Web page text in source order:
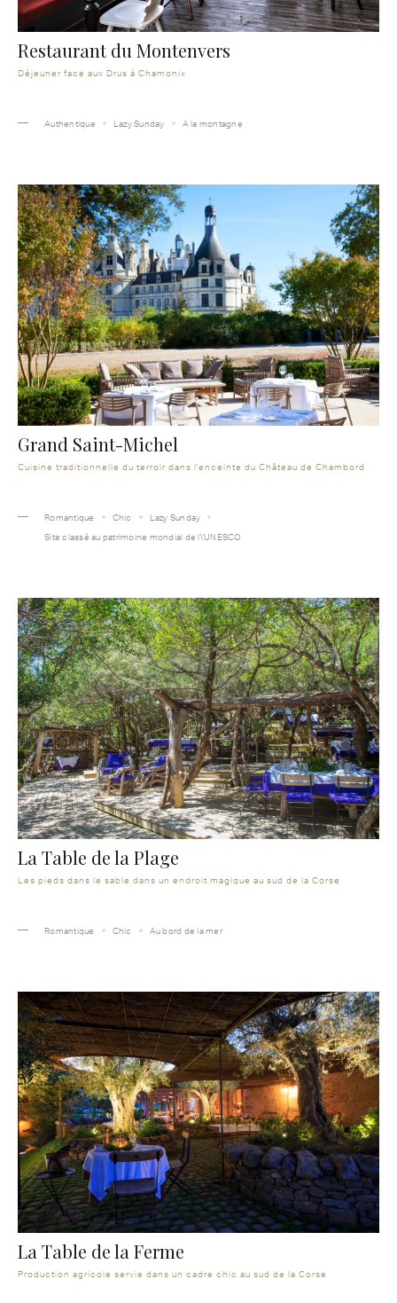
Restaurant du Montenvers
Déjeuner face aux Drus à Chamonix
Authentique Lazy Sunday A la montagne
Grand Saint-Michel
Cuisine traditionnelle du terroir dans l'enceinte du Château de Chambord
Romantique Chic
Lazy Sunday
Site classé au patrimoine mondial de l\'UNESCO
La Table de la Plage
Les pieds dans le sable dans un endroit magique au sud de la Corse
Romantique Chic Au bord de la mer
La Table de la Ferme
Production agricole servie dans un cadre chic au sud de la Corse